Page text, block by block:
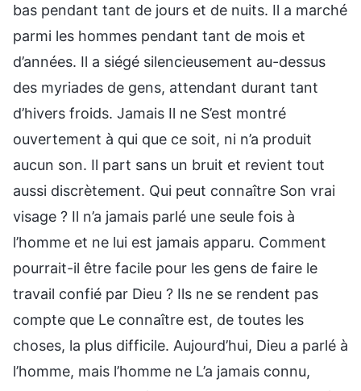
bas pendant tant de jours et de nuits. Il a marché
parmi les hommes pendant tant de mois et
d’années. Il a siégé silencieusement au-dessus
des myriades de gens, attendant durant tant
d’hivers froids. Jamais Il ne S’est montré
ouvertement à qui que ce soit, ni n’a produit
aucun son. Il part sans un bruit et revient tout
aussi discrètement. Qui peut connaître Son vrai
visage ? Il n’a jamais parlé une seule fois à
l’homme et ne lui est jamais apparu. Comment
pourrait-il être facile pour les gens de faire le
travail confié par Dieu ? Ils ne se rendent pas
compte que Le connaître est, de toutes les
choses, la plus difficile. Aujourd’hui, Dieu a parlé à
l’homme, mais l’homme ne L’a jamais connu,